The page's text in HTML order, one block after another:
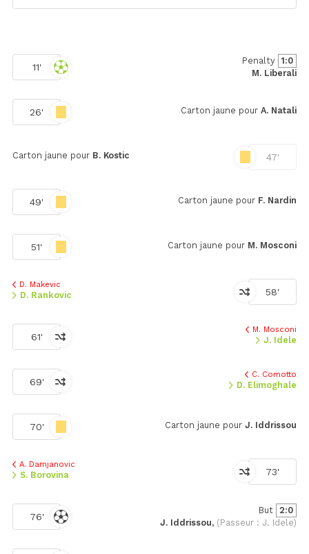
11'
Penalty 1:0
M. Liberali
26' Carton jaune pour A. Natali
47'
Carton jaune pour B. Kostic
49' Carton jaune pour F. Nardin
51' Carton jaune pour M. Mosconi
58'
D. Makevic
D. Rankovic
61'
M. Mosconi
J. Idele
69'
C. Comotto
D. Elimoghale
70' Carton jaune pour J. Iddrissou
73'
A. Damjanovic
S. Borovina
76'
But 2:0
J. Iddrissou, (Passeur : J. Idele)